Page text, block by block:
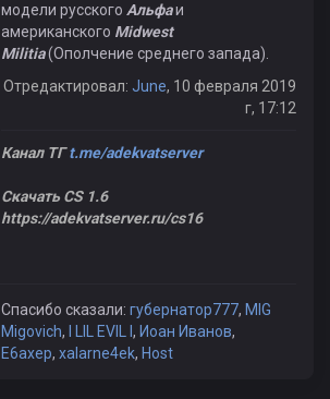
модели русского Альфаи
американского Midwest
Militia(Ополчение среднего запада).
Отредактировал: June, 10 февраля 2019
г, 17:12
Канал ТГt.me/adekvatserver
Скачать CS 1.6
https://adekvatserver.ru/cs16
Спасибо сказали: губернатор777, MIG
Migovich, I LIL EVIL I , Иоан Иванов,
E6axep, xalarne4ek, Host